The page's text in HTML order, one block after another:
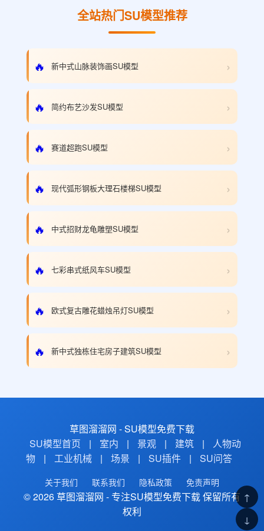
全站热门SU模型推荐
🔥 新中式山脉装饰画SU模型 ›
🔥 简约布艺沙发SU模型 ›
🔥 赛道超跑SU模型 ›
🔥 现代弧形钢板大理石楼梯SU模型 ›
🔥 中式招财龙龟雕塑SU模型 ›
🔥 七彩串式纸风车SU模型 ›
🔥 欧式复古雕花蜡烛吊灯SU模型 ›
🔥 新中式独栋住宅房子建筑SU模型 ›
草图溜溜网 - SU模型免费下载
SU模型首页
| 室内 | 景观 | 建筑 |
人物动
物
| 工业机械 | 场景 | SU插件 | SU问答
关于我们 联系我们 隐私政策 免责声明
© 2026 草图溜溜网 - 专注SU模型免费下载 保留所有
权利
↑
↓